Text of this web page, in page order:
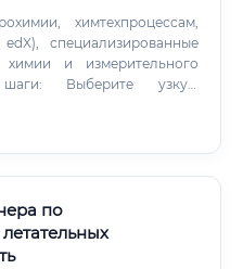
химтехпроцессам,
специализированные
химии и измерительного
узкую
по